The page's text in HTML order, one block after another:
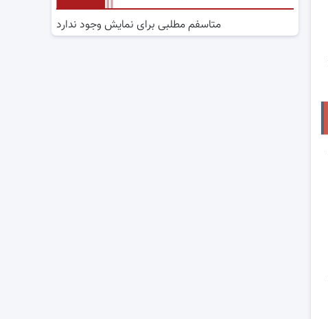
متاسفم مطلبی برای نمایش وجود ندارد